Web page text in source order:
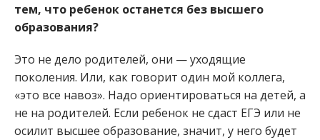
тем, что ребенок останется без высшего
образования?
Это не дело родителей, они — уходящие
поколения. Или, как говорит один мой коллега,
«это все навоз». Надо ориентироваться на детей, а
не на родителей. Если ребенок не сдаст ЕГЭ или не
осилит высшее образование, значит, у него будет